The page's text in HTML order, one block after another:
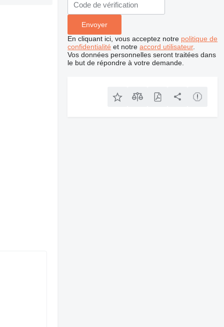
En cliquant ici, vous acceptez notre politique de
confidentialité et notreaccord utilisateur.
Vos données personnelles seront traitées dans
le but de répondre à votre demande.